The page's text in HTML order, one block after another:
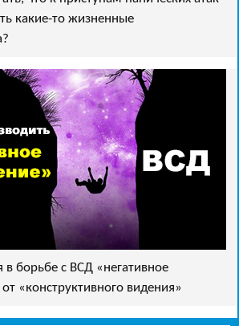
какие-то жизненные
в борьбе с ВСД «негативное
«конструктивного видения»